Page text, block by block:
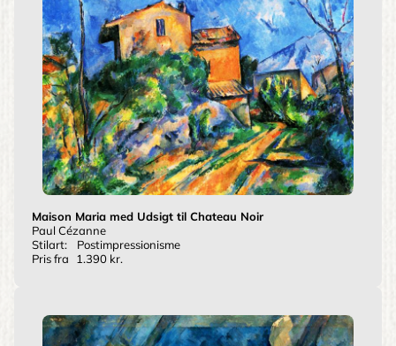
Maison Maria med Udsigt til Chateau Noir
Paul Cézanne
Stilart:
Postimpressionisme
Pris fra
1.390 kr.